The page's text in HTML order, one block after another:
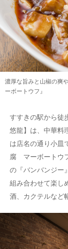
濃厚な旨みと山椒の爽
ーボートウフ』
すすきの駅から徒
悠龍】は、中華料
は店名の通り小皿
腐 マーボートウ
の『バンバンジー
組み合わせて楽し
酒、カクテルなど